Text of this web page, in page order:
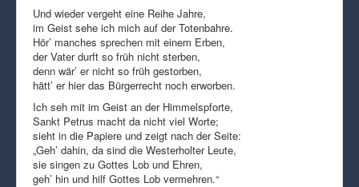
Und wieder vergeht eine Reihe Jahre,
im Geist sehe ich mich auf der Totenbahre.
Hör’ manches sprechen mit einem Erben,
der Vater durft so früh nicht sterben,
denn wär’ er nicht so früh gestorben,
hätt’ er hier das Bürgerrecht noch erworben.
Ich seh mit im Geist an der Himmelspforte,
Sankt Petrus macht da nicht viel Worte;
sieht in die Papiere und zeigt nach der Seite:
„Geh’ dahin, da sind die Westerholter Leute,
sie singen zu Gottes Lob und Ehren,
geh’ hin und hilf Gottes Lob vermehren.“